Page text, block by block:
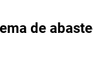
de